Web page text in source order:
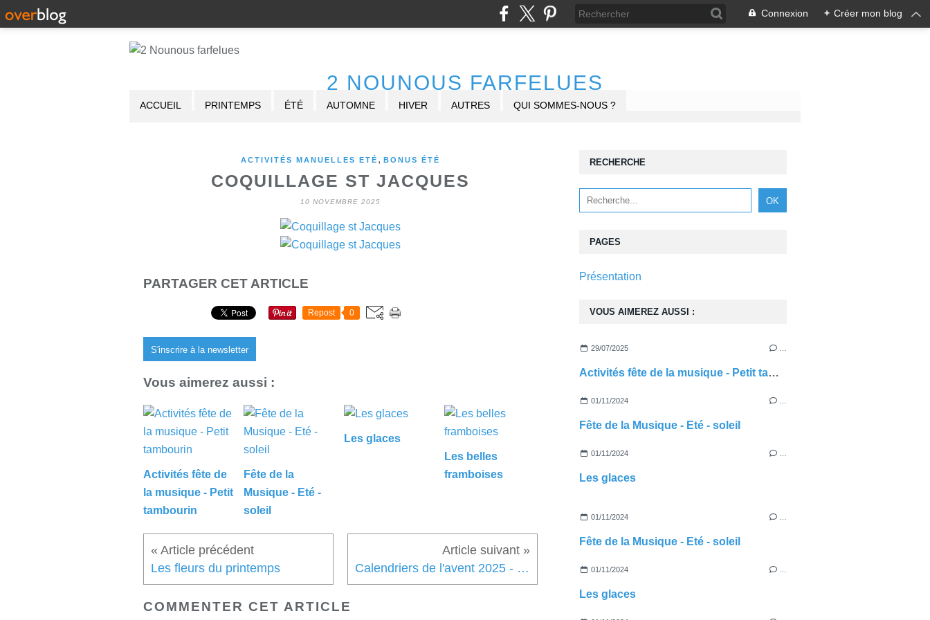
Connexion + Créer mon blog
2 NOUNOUS FARFELUES
ACCUEIL PRINTEMPS ÉTÉ AUTOMNE HIVER AUTRES QUI SOMMES-NOUS ?
ACTIVITÉS MANUELLES ETÉ , BONUS ÉTÉ
COQUILLAGE ST JACQUES
10 NOVEMBRE 2025
PARTAGER CET ARTICLE
Repost 0
S'inscrire à la newsletter
Vous aimerez aussi :
Activités fête de
la musique - Petit
tambourin
Fête de la
Musique - Eté -
soleil
Les glaces
Les belles
framboises
Les fleurs du printemps Calendriers de l'avent 2025 - train - bonhomme de neige
COMMENTER CET ARTICLE
RECHERCHE
VOUS AIMEREZ AUSSI :
29/07/2025
Activités fête de la musique - Petit tambourin
01/11/2024
Fête de la Musique - Eté - soleil
01/11/2024
Les glaces
01/11/2024
Fête de la Musique - Eté - soleil
01/11/2024
Les glaces
PAGES
Présentation